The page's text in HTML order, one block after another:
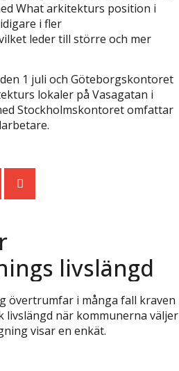
What arkitekturs position i
i fler
leder till större och mer
1 juli och Göteborgskontoret
lokaler på Vasagatan i
Stockholmskontoret omfattar
livslängd
övertrumfar i många fall kraven
livslängd när kommunerna väljer
visar en enkät.